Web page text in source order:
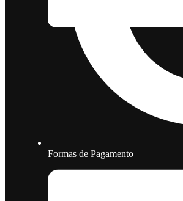
Formas de Pagamento